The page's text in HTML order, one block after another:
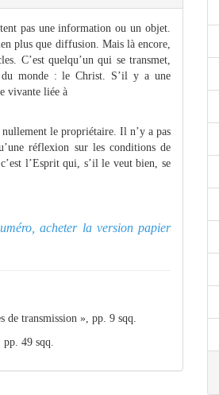
pas une information ou un objet.
plus que diffusion. Mais là encore,
C’est quelqu’un qui se transmet,
monde : le Christ. S’il y a une
vivante liée à
nullement le propriétaire. Il n’y a pas
réflexion sur les conditions de
l’Esprit qui, s’il le veut bien, se
acheter la version papier
de transmission », pp. 9 sqq.
pp. 49 sqq.